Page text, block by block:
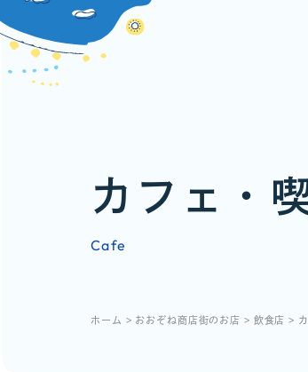
カフェ・
Cafe
ホーム > おおぞね商店街のお店 > 飲食店 >